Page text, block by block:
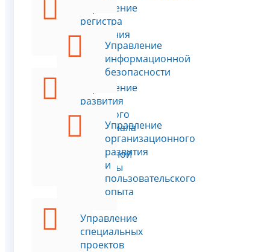
Управление
регистра
населения
Управление
развития
кадрового
потенциала
и
служебной
культуры
Управление
специальных
проектов
Управление
информационной
безопасности
Управление
организационного
развития
и
пользовательского
опыта